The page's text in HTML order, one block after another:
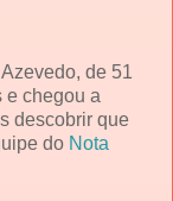
de 51
e chegou a
descobrir que
do Nota